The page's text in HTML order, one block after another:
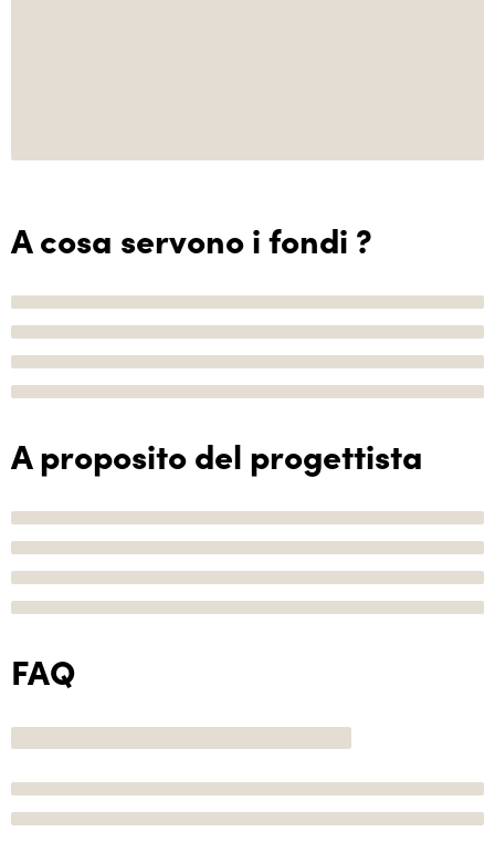
A cosa servono i fondi ?
A proposito del progettista
FAQ